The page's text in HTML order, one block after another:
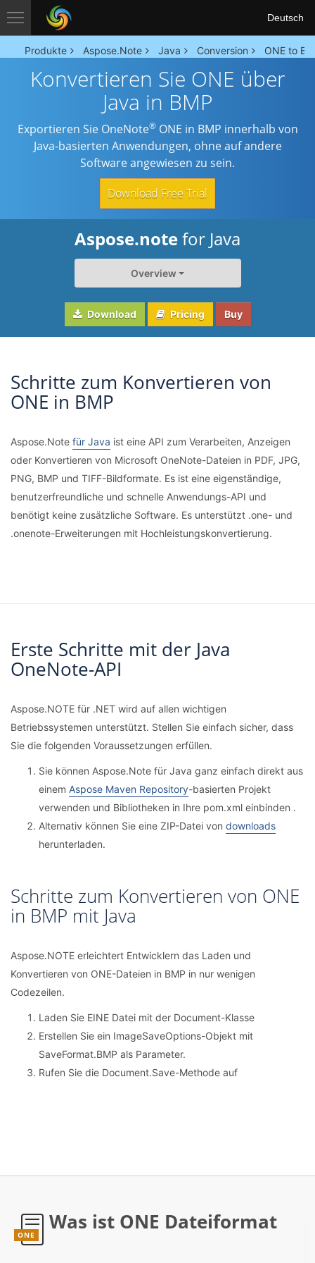
Deutsch
Produkte Aspose.Note Java Conversion ONE to
Konvertieren Sie ONE über
Java in BMP
Exportieren Sie OneNote®ONE in BMP innerhalb von
Java-basierten Anwendungen, ohne auf andere
Software angewiesen zu sein.
Download Free Trial
Aspose.notefor Java
Overview
Download Pricing Buy
Schritte zum Konvertieren von
ONE in BMP
Aspose.Note für Java ist eine API zum Verarbeiten, Anzeigen
oder Konvertieren von Microsoft OneNote-Dateien in PDF, JPG,
PNG, BMP und TIFF-Bildformate. Es ist eine eigenständige,
benutzerfreundliche und schnelle Anwendungs-API und
benötigt keine zusätzliche Software. Es unterstützt .one- und
.onenote-Erweiterungen mit Hochleistungskonvertierung.
Erste Schritte mit der Java
OneNote-API
Aspose.NOTE für .NET wird auf allen wichtigen
Betriebssystemen unterstützt. Stellen Sie einfach sicher, dass
Sie die folgenden Voraussetzungen erfüllen.
Sie können Aspose.Note für Java ganz einfach direkt aus
einem Aspose Maven Repository-basierten Projekt
verwenden und Bibliotheken in Ihre pom.xml einbinden .
Alternativ können Sie eine ZIP-Datei von downloads
herunterladen.
Schritte zum Konvertieren von ONE
in BMP mit Java
Aspose.NOTE erleichtert Entwicklern das Laden und
Konvertieren von ONE-Dateien in BMP in nur wenigen
Codezeilen.
Laden Sie EINE Datei mit der Document-Klasse
Erstellen Sie ein ImageSaveOptions-Objekt mit
SaveFormat.BMP als Parameter.
Rufen Sie die Document.Save-Methode auf
ONE
Was ist ONE Dateiformat